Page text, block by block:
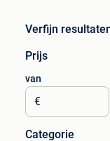
Verfijn
Prijs
van
€
Categorie